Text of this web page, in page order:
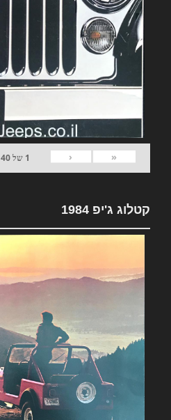
«
‹
1 של40
קטלוג ג'יפ 1984